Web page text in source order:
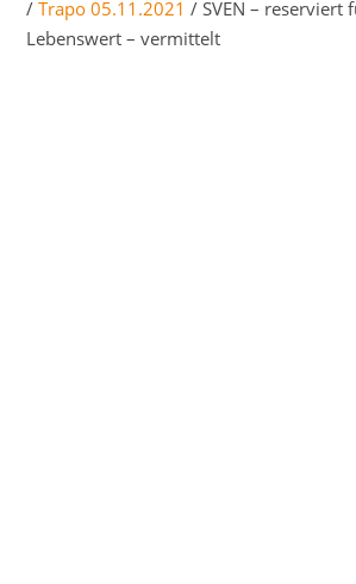
/Trapo 05.11.2021 / SVEN – reserviert
Lebenswert – vermittelt